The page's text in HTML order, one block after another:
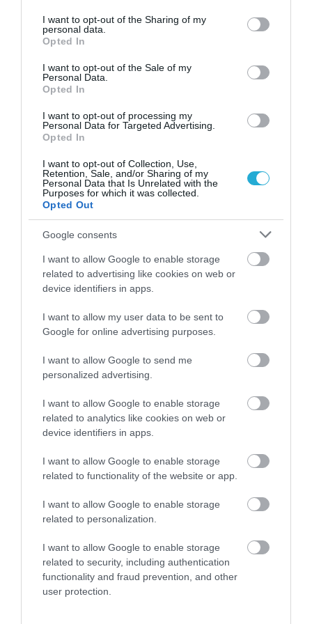
not limited to your visit or usage behaviour. You may click to
grant or deny consent to Google and its third-party tags to
use your data for below specified purposes in below Google
consent section.
I want to opt-out of the Sharing of my
personal data.
Opted In
I want to opt-out of the Sale of my
Personal Data.
Opted In
I want to opt-out of processing my
Personal Data for Targeted Advertising.
Opted In
I want to opt-out of Collection, Use,
Retention, Sale, and/or Sharing of my
Personal Data that Is Unrelated with the
Purposes for which it was collected.
Opted Out
Google consents
I want to allow Google to enable storage
related to advertising like cookies on web or
device identifiers in apps.
I want to allow my user data to be sent to
Google for online advertising purposes.
I want to allow Google to send me
personalized advertising.
I want to allow Google to enable storage
related to analytics like cookies on web or
device identifiers in apps.
I want to allow Google to enable storage
related to functionality of the website or app.
I want to allow Google to enable storage
related to personalization.
I want to allow Google to enable storage
related to security, including authentication
functionality and fraud prevention, and other
user protection.
20.07.2026 12:34
Ευτυχισμένη με τις δίδυμες κόρες της η
Άννα Πρέλεβιτς: «Για πόσο ακόμη θα
χωράνε μαζί στην αγκαλιά μου;» (φωτο)
18.07.2026 18:38
Γιατί στην εγκυμοσύνη γίνεται υπέρηχος
και όχι μαγνητική – Η εξήγηση πίσω από
τις «τρομακτικές» εικόνες των εμβρύων
Παιδιά του πρώτου lockdown: Νέα έρευνα
δείχνει δυσκολίες στη συγκέντρωση και τη
συναισθηματική διαχείριση